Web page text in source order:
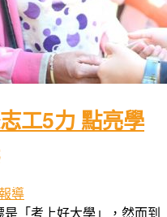
工5力 點亮學
導
「考上好大學」，然而到